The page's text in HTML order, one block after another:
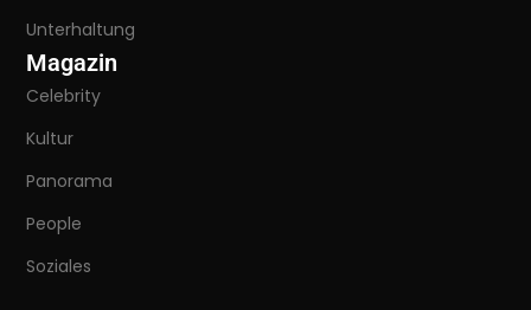
Unterhaltung
Magazin
Celebrity
Kultur
Panorama
People
Soziales